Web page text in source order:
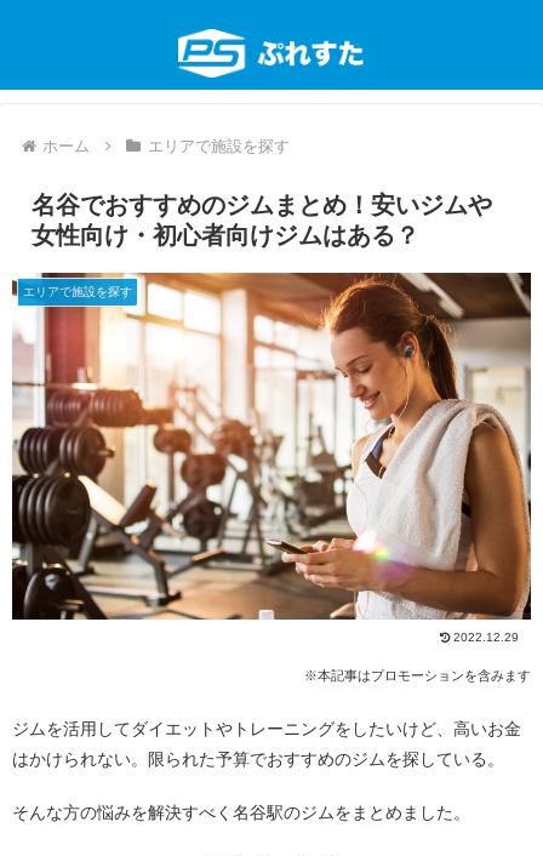
ホーム エリアで施設を探す
名谷でおすすめのジムまとめ！安いジムや
女性向け・初心者向けジムはある？
エリアで施設を探す
2022.12.29
※本記事はプロモーションを含みます
ジムを活用してダイエットやトレーニングをしたいけど、高いお金
はかけられない。限られた予算でおすすめのジムを探している。
そんな方の悩みを解決すべく名谷駅のジムをまとめました。